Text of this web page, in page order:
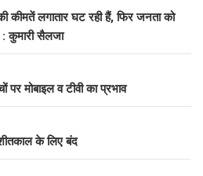
कीमतें लगातार घट रही हैं, फिर जनता को
कुमारी सैलजा
मोबाइल व टीवी का प्रभाव
के लिए बंद